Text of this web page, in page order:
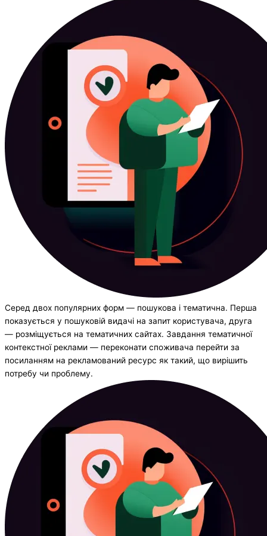
Серед двох популярних форм — пошукова і тематична. Перша
показується у пошуковій видачі на запит користувача, друга
— розміщується на тематичних сайтах. Завдання тематичної
контекстної реклами — переконати споживача перейти за
посиланням на рекламований ресурс як такий, що вирішить
потребу чи проблему.